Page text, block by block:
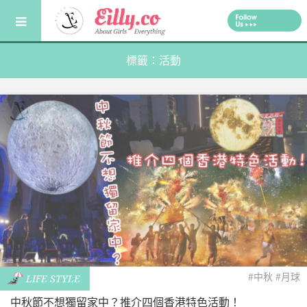
content
標籤：活動
LIFE STYLE #中秋 #月球
中秋節不想獨留家中？推介四個香港特色活動！